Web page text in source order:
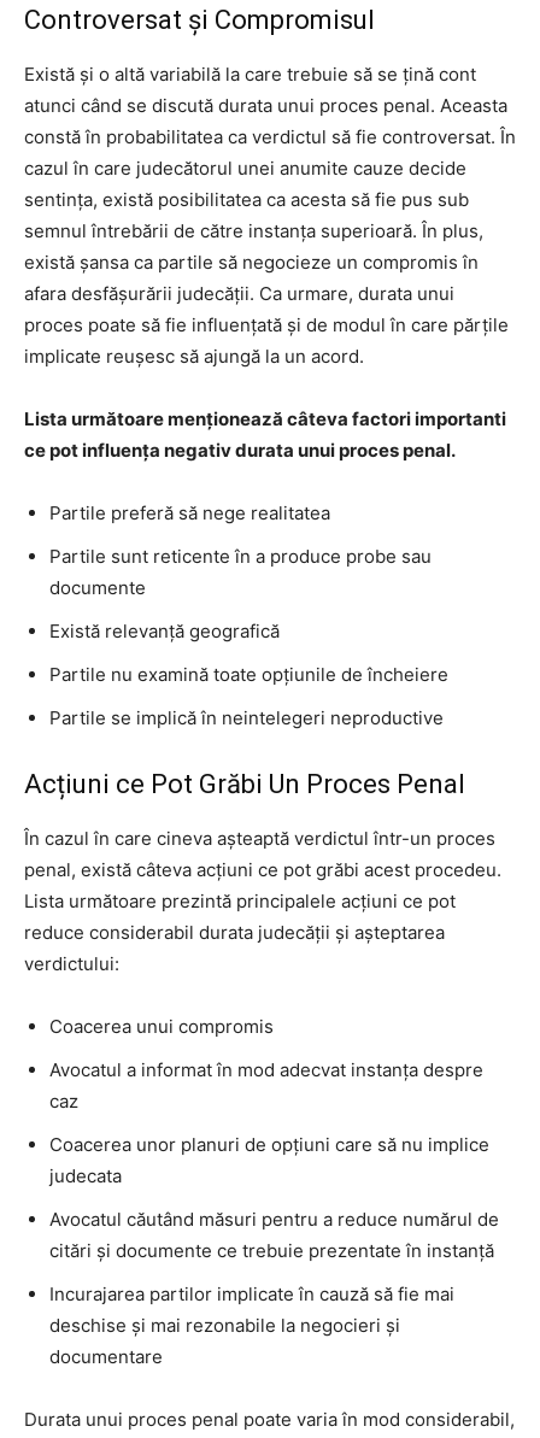
Controversat și Compromisul
Există și o altă variabilă la care trebuie să se țină cont
atunci când se discută durata unui proces penal. Aceasta
constă în probabilitatea ca verdictul să fie controversat. În
cazul în care judecătorul unei anumite cauze decide
sentința, există posibilitatea ca acesta să fie pus sub
semnul întrebării de către instanța superioară. În plus,
există șansa ca partile să negocieze un compromis în
afara desfășurării judecății. Ca urmare, durata unui
proces poate să fie influențată și de modul în care părțile
implicate reușesc să ajungă la un acord.
Lista următoare menționează câteva factori importanti
ce pot influența negativ durata unui proces penal.
Partile preferă să nege realitatea
Partile sunt reticente în a produce probe sau
documente
Există relevanță geografică
Partile nu examină toate opțiunile de încheiere
Partile se implică în neintelegeri neproductive
Acțiuni ce Pot Grăbi Un Proces Penal
În cazul în care cineva așteaptă verdictul într-un proces
penal, există câteva acțiuni ce pot grăbi acest procedeu.
Lista următoare prezintă principalele acțiuni ce pot
reduce considerabil durata judecății și așteptarea
verdictului:
Coacerea unui compromis
Avocatul a informat în mod adecvat instanța despre
caz
Coacerea unor planuri de opțiuni care să nu implice
judecata
Avocatul căutând măsuri pentru a reduce numărul de
citări și documente ce trebuie prezentate în instanță
Incurajarea partilor implicate în cauză să fie mai
deschise și mai rezonabile la negocieri și
documentare
Durata unui proces penal poate varia în mod considerabil,